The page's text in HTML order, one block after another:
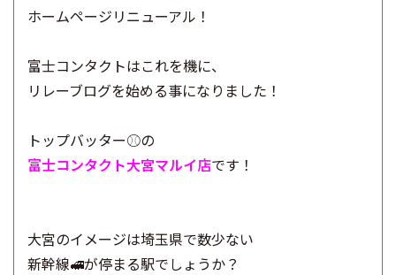
ホームページリニューアル！
富士コンタクトはこれを機に、
リレーブログを始める事になりました！
トップバッター⚾の
富士コンタクト大宮マルイ店です！
大宮のイメージは埼玉県で数少ない
新幹線🚅が停まる駅でしょうか？